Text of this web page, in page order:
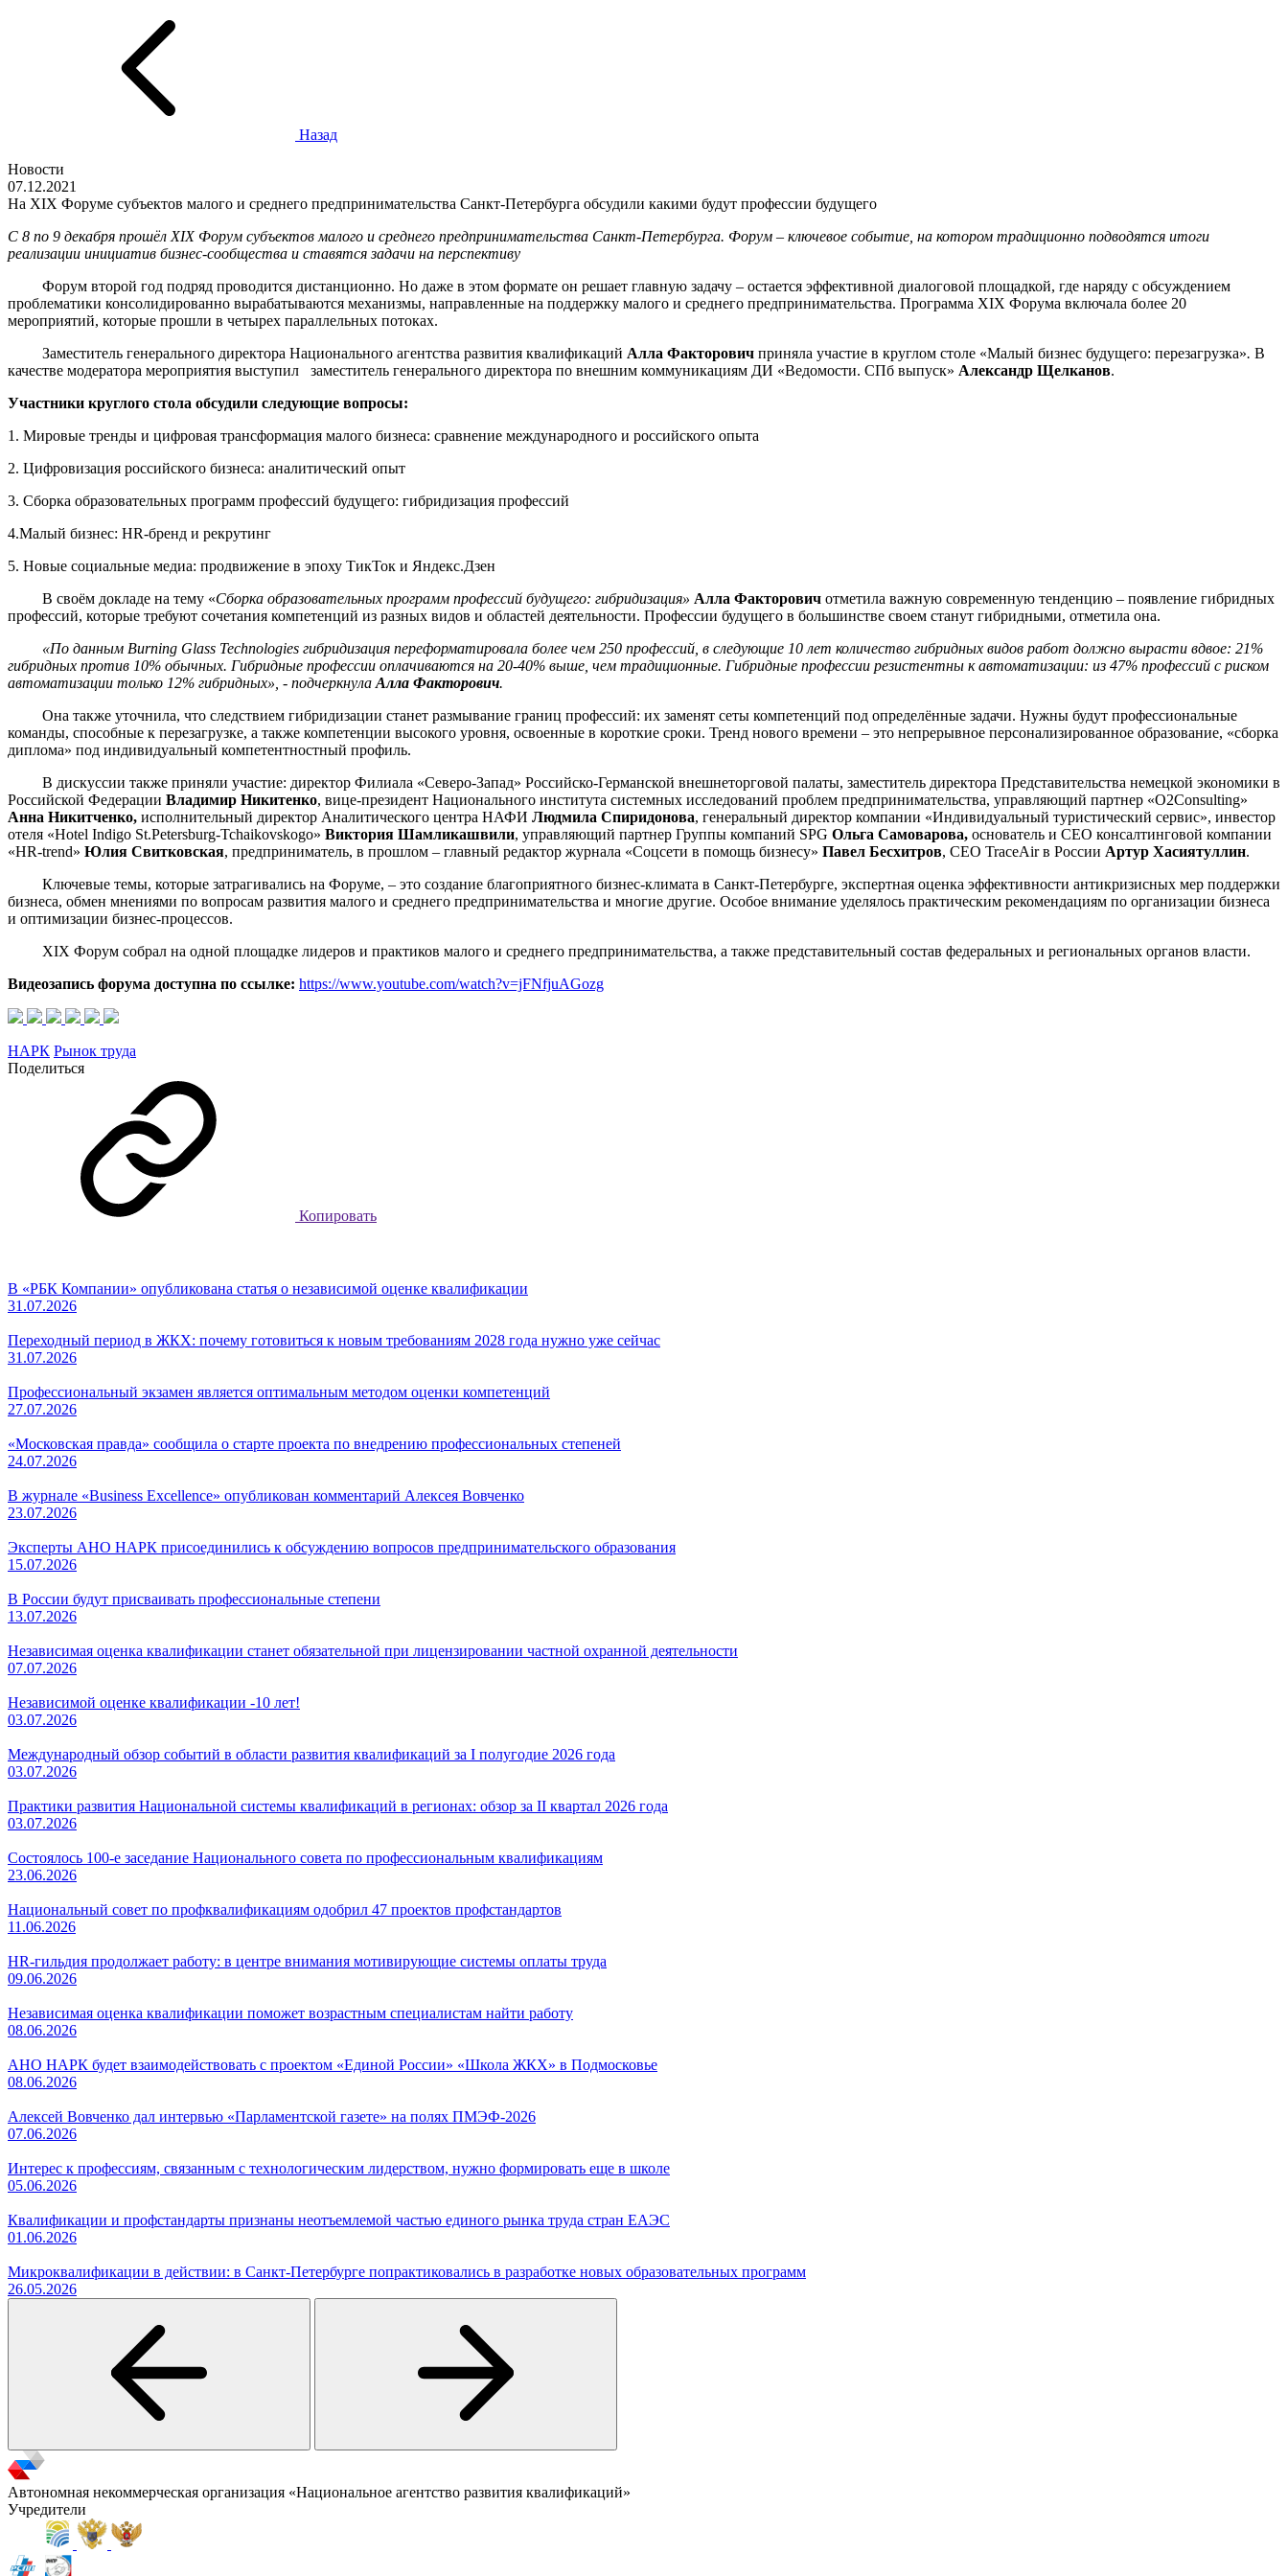
Назад
Новости
07.12.2021
На XIX Форуме субъектов малого и среднего предпринимательства Санкт-Петербурга обсудили какими будут профессии будущего
С 8 по 9 декабря прошёл XIX Форум субъектов малого и среднего предпринимательства Санкт-Петербурга. Форум – ключевое событие, на котором традиционно подводятся итоги
реализации инициатив бизнес-сообщества и ставятся задачи на перспективу
Форум второй год подряд проводится дистанционно. Но даже в этом формате он решает главную задачу – остается эффективной диалоговой площадкой, где наряду с обсуждением
проблематики консолидированно вырабатываются механизмы, направленные на поддержку малого и среднего предпринимательства. Программа XIX Форума включала более 20
мероприятий, которые прошли в четырех параллельных потоках.
Заместитель генерального директора Национального агентства развития квалификаций Алла Факторович приняла участие в круглом столе «Малый бизнес будущего: перезагрузка». В
качестве модератора мероприятия выступил заместитель генерального директора по внешним коммуникациям ДИ «Ведомости. СПб выпуск» Александр Щелканов.
Участники круглого стола обсудили следующие вопросы:
1. Мировые тренды и цифровая трансформация малого бизнеса: сравнение международного и российского опыта
2. Цифровизация российского бизнеса: аналитический опыт
3. Сборка образовательных программ профессий будущего: гибридизация профессий
4.Малый бизнес: HR-бренд и рекрутинг
5. Новые социальные медиа: продвижение в эпоху ТикТок и Яндекс.Дзен
В своём докладе на тему «Сборка образовательных программ профессий будущего: гибридизация» Алла Факторович отметила важную современную тенденцию – появление гибридных
профессий, которые требуют сочетания компетенций из разных видов и областей деятельности. Профессии будущего в большинстве своем станут гибридными, отметила она.
«По данным Burning Glass Technologies гибридизация переформатировала более чем 250 профессий, в следующие 10 лет количество гибридных видов работ должно вырасти вдвое: 21%
гибридных против 10% обычных. Гибридные профессии оплачиваются на 20-40% выше, чем традиционные. Гибридные профессии резистентны к автоматизации: из 47% профессий с риском
автоматизации только 12% гибридных», - подчеркнула Алла Факторович.
Она также уточнила, что следствием гибридизации станет размывание границ профессий: их заменят сеты компетенций под определённые задачи. Нужны будут профессиональные
команды, способные к перезагрузке, а также компетенции высокого уровня, освоенные в короткие сроки. Тренд нового времени – это непрерывное персонализированное образование, «сборка
диплома» под индивидуальный компетентностный профиль.
В дискуссии также приняли участие: директор Филиала «Северо-Запад» Российско-Германской внешнеторговой палаты, заместитель директора Представительства немецкой экономики в
Российской Федерации Владимир Никитенко, вице-президент Национального института системных исследований проблем предпринимательства, управляющий партнер «O2Consulting»
Анна Никитченко, исполнительный директор Аналитического центра НАФИ Людмила Спиридонова, генеральный директор компании «Индивидуальный туристический сервис», инвестор
отеля «Hotel Indigo St.Petersburg-Tchaikovskogo» Виктория Шамликашвили, управляющий партнер Группы компаний SPG Ольга Самоварова, основатель и СЕО консалтинговой компании
«HR-trend» Юлия Свитковская, предприниматель, в прошлом – главный редактор журнала «Соцсети в помощь бизнесу» Павел Бесхитров, CEO TraceAir в России Артур Хасиятуллин.
Ключевые темы, которые затрагивались на Форуме, – это создание благоприятного бизнес-климата в Санкт-Петербурге, экспертная оценка эффективности антикризисных мер поддержки
бизнеса, обмен мнениями по вопросам развития малого и среднего предпринимательства и многие другие. Особое внимание уделялось практическим рекомендациям по организации бизнеса
и оптимизации бизнес-процессов.
XIX Форум собрал на одной площадке лидеров и практиков малого и среднего предпринимательства, а также представительный состав федеральных и региональных органов власти.
Видеозапись форума доступна по ссылке: https://www.youtube.com/watch?v=jFNfjuAGozg
НАРК Рынок труда
Поделиться
Копировать
В «РБК Компании» опубликована статья о независимой оценке квалификации
31.07.2026
Переходный период в ЖКХ: почему готовиться к новым требованиям 2028 года нужно уже сейчас
31.07.2026
Профессиональный экзамен является оптимальным методом оценки компетенций
27.07.2026
«Московская правда» сообщила о старте проекта по внедрению профессиональных степеней
24.07.2026
В журнале «Business Excellence» опубликован комментарий Алексея Вовченко
23.07.2026
Эксперты АНО НАРК присоединились к обсуждению вопросов предпринимательского образования
15.07.2026
В России будут присваивать профессиональные степени
13.07.2026
Независимая оценка квалификации станет обязательной при лицензировании частной охранной деятельности
07.07.2026
Независимой оценке квалификации -10 лет!
03.07.2026
Международный обзор событий в области развития квалификаций за I полугодие 2026 года
03.07.2026
Практики развития Национальной системы квалификаций в регионах: обзор за II квартал 2026 года
03.07.2026
Состоялось 100-е заседание Национального совета по профессиональным квалификациям
23.06.2026
Национальный совет по профквалификациям одобрил 47 проектов профстандартов
11.06.2026
HR-гильдия продолжает работу: в центре внимания мотивирующие системы оплаты труда
09.06.2026
Независимая оценка квалификации поможет возрастным специалистам найти работу
08.06.2026
АНО НАРК будет взаимодействовать с проектом «Единой России» «Школа ЖКХ» в Подмосковье
08.06.2026
Алексей Вовченко дал интервью «Парламентской газете» на полях ПМЭФ-2026
07.06.2026
Интерес к профессиям, связанным с технологическим лидерством, нужно формировать еще в школе
05.06.2026
Квалификации и профстандарты признаны неотъемлемой частью единого рынка труда стран ЕАЭС
01.06.2026
Микроквалификации в действии: в Санкт-Петербурге попрактиковались в разработке новых образовательных программ
26.05.2026
Автономная некоммерческая организация «Национальное агентство развития квалификаций»
Учредители